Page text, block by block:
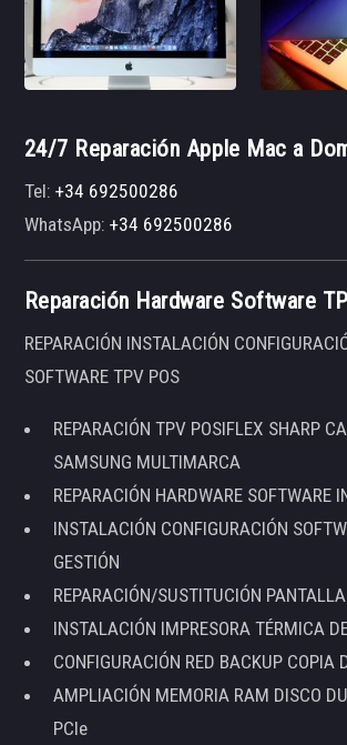
24/7 Reparación Apple Mac a
Tel:+34 692500286
WhatsApp:+34 692500286
Reparación Hardware Software
REPARACIÓN INSTALACIÓN
SOFTWARE TPV POS
REPARACIÓN TPV POSIFLEX SHARP
SAMSUNG MULTIMARCA
REPARACIÓN HARDWARE SOFTWARE
INSTALACIÓN CONFIGURACIÓN
GESTIÓN
REPARACIÓN/SUSTITUCIÓN
INSTALACIÓN IMPRESORA TÉRMICA
CONFIGURACIÓN RED BACKUP COPIA
AMPLIACIÓN MEMORIA RAM DISCO
PCIe